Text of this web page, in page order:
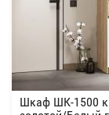
Шкаф ШК-1500 к